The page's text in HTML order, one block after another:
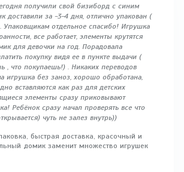
получили свой бизиборд с синим
доставили за -3-4 дня, отлично упакован (
Упаковщикам отдельное спасибо! Игрушка
все работает, элементы крутятся
для девочки на год. Порадовала
покупку видя ее в пункте выдачи (
, что покупаешь!) . Никаких переводов
игрушка без заноз, хорошо обработана,
вставляются как раз для детских
элементы сразу приковывают
Ребёнок сразу начал проверять все что
чуть не залез внутрь))
быстрая доставка, красочный и
домик заменит множество игрушек